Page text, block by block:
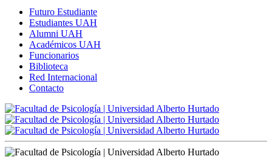
Futuro Estudiante
Estudiantes UAH
Alumni UAH
Académicos UAH
Funcionarios
Biblioteca
Red Internacional
Contacto